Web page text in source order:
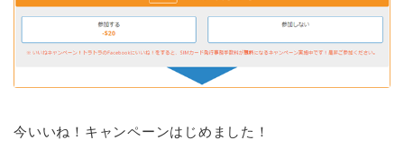
今いいね！キャンペーンはじめました！